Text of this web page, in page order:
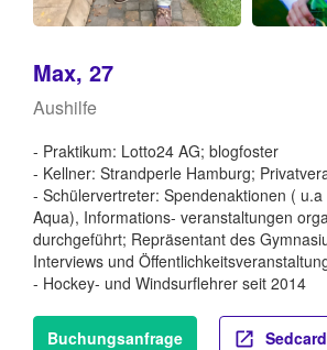
Max, 27
Aushilfe
- Praktikum: Lotto24 AG; blogfoster
- Kellner: Strandperle Hamburg;
- Schülervertreter: Spendenaktionen ( u.a
Aqua), Informations- veranstaltungen
durchgeführt; Repräsentant des
Interviews und
- Hockey- und Windsurflehrer seit 2014
Buchungsanfrage